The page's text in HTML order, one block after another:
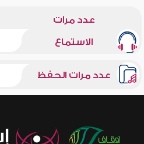
عدد مرات
الاستماع
عدد مرات الحفظ